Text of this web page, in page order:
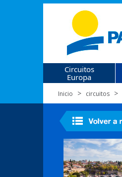
Circuitos
Europa
Inicio circuitos